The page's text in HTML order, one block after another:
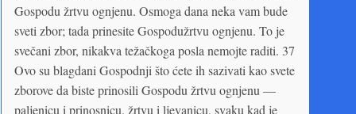
Gospodu žrtvu ognjenu. Osmoga dana neka vam bude
sveti zbor; tada prinesite Gospodužrtvu ognjenu. To je
svečani zbor, nikakva težačkoga posla nemojte raditi. 37
Ovo su blagdani Gospodnji što ćete ih sazivati kao svete
zborove da biste prinosili Gospodu žrtvu ognjenu —
paljenicu i prinosnicu, žrtvu i ljevanicu, svaku kad je